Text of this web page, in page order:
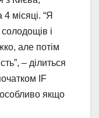
місяці. “Я
і
але потім
– ділиться
IF
особливо якщо